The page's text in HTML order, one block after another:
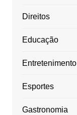
Direitos
Educação
Entretenimento
Esportes
Gastronomia